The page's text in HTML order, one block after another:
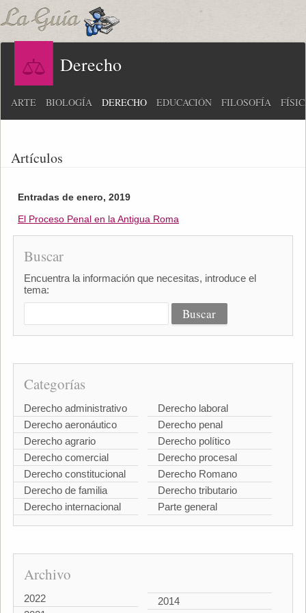
Derecho
ARTE BIOLOGÍA DERECHO EDUCACIÓN FILOSOFÍA
Artículos
Entradas de enero, 2019
El Proceso Penal en la Antigua Roma
Buscar
Encuentra la información que necesitas, introduce el
tema:
Categorías
Derecho administrativo
Derecho aeronáutico
Derecho agrario
Derecho comercial
Derecho constitucional
Derecho de familia
Derecho internacional
Derecho laboral
Derecho penal
Derecho político
Derecho procesal
Derecho Romano
Derecho tributario
Parte general
Archivo
2022
2014